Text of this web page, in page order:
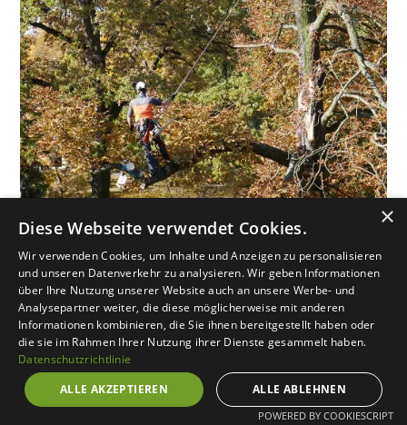
Unsere Baumdienstleistungen
Für Privatkunden,
Hausverwaltungen und
Geschäftskunden
Wir bieten umfassende Baumdienstleistungen für
×
Diese Webseite verwendet Cookies.
Wir verwenden Cookies, um Inhalte und Anzeigen zu personalisieren
und unseren Datenverkehr zu analysieren. Wir geben Informationen
über Ihre Nutzung unserer Website auch an unsere Werbe- und
Analysepartner weiter, die diese möglicherweise mit anderen
Informationen kombinieren, die Sie ihnen bereitgestellt haben oder
die sie im Rahmen Ihrer Nutzung ihrer Dienste gesammelt haben.
Datenschutzrichtlinie
ALLE AKZEPTIEREN
ALLE ABLEHNEN
POWERED BY COOKIESCRIPT